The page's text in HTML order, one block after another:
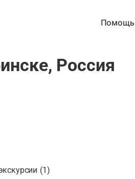
Помощь
Россия
(1)